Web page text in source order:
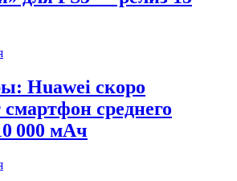
Huawei скоро
среднего
000 мАч